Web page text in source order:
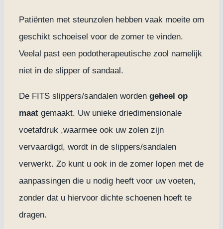
Patiënten met steunzolen hebben vaak moeite om
geschikt schoeisel voor de zomer te vinden.
Veelal past een podotherapeutische zool namelijk
niet in de slipper of sandaal.
De FITS slippers/sandalen worden geheel op
maatgemaakt. Uw unieke driedimensionale
voetafdruk ,waarmee ook uw zolen zijn
vervaardigd, wordt in de slippers/sandalen
verwerkt. Zo kunt u ook in de zomer lopen met de
aanpassingen die u nodig heeft voor uw voeten,
zonder dat u hiervoor dichte schoenen hoeft te
dragen.